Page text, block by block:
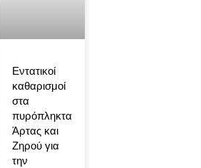
Εντατικοί
καθαρισμοί
στα
πυρόπληκτα
Άρτας και
Ζηρού για
την